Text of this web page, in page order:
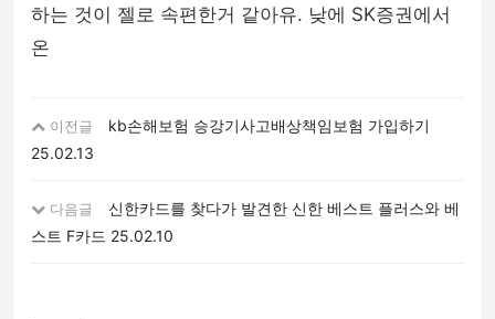
하는 것이 젤로 속편한거 같아유. 낮에 SK증권에서
온
이전글
kb손해보험 승강기사고배상책임보험 가입하기
25.02.13
다음글
신한카드를 찾다가 발견한 신한 베스트 플러스와 베
스트 F카드 25.02.10